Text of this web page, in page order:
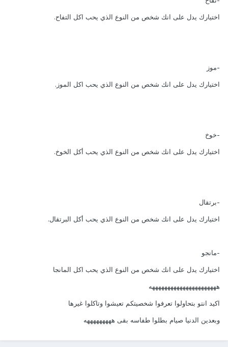
اختيارك يدل على انك شخص من النوع الذي يحب اكل التفاح.
-موز
اختيارك يدل على انك شخص من النوع الذي يحب اكل الموز.
-خوخ
اختيارك يدل على انك شخص من النوع الذي يحب أكل الخوخ.
-برتقال
اختيارك يدل على انك شخص من النوع الذي يحب أكل البرتقال.
-مانجو
اختيارك يدل على انك شخص من النوع الذي يحب اكل المانجا
ههههههههههههههههههههههه
اكيد انتو بتحاولوا تعرفوا شخصيتكم تعيشوا وتاكلوا غيرها
وبعدين الدنيا صيام بطلوا طفاسه بقى هههههههههه